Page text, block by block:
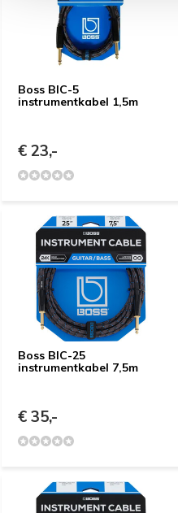
Boss BIC-5
instrumentkabel 1,5m
€ 23,-
Boss BIC-25
instrumentkabel 7,5m
€ 35,-